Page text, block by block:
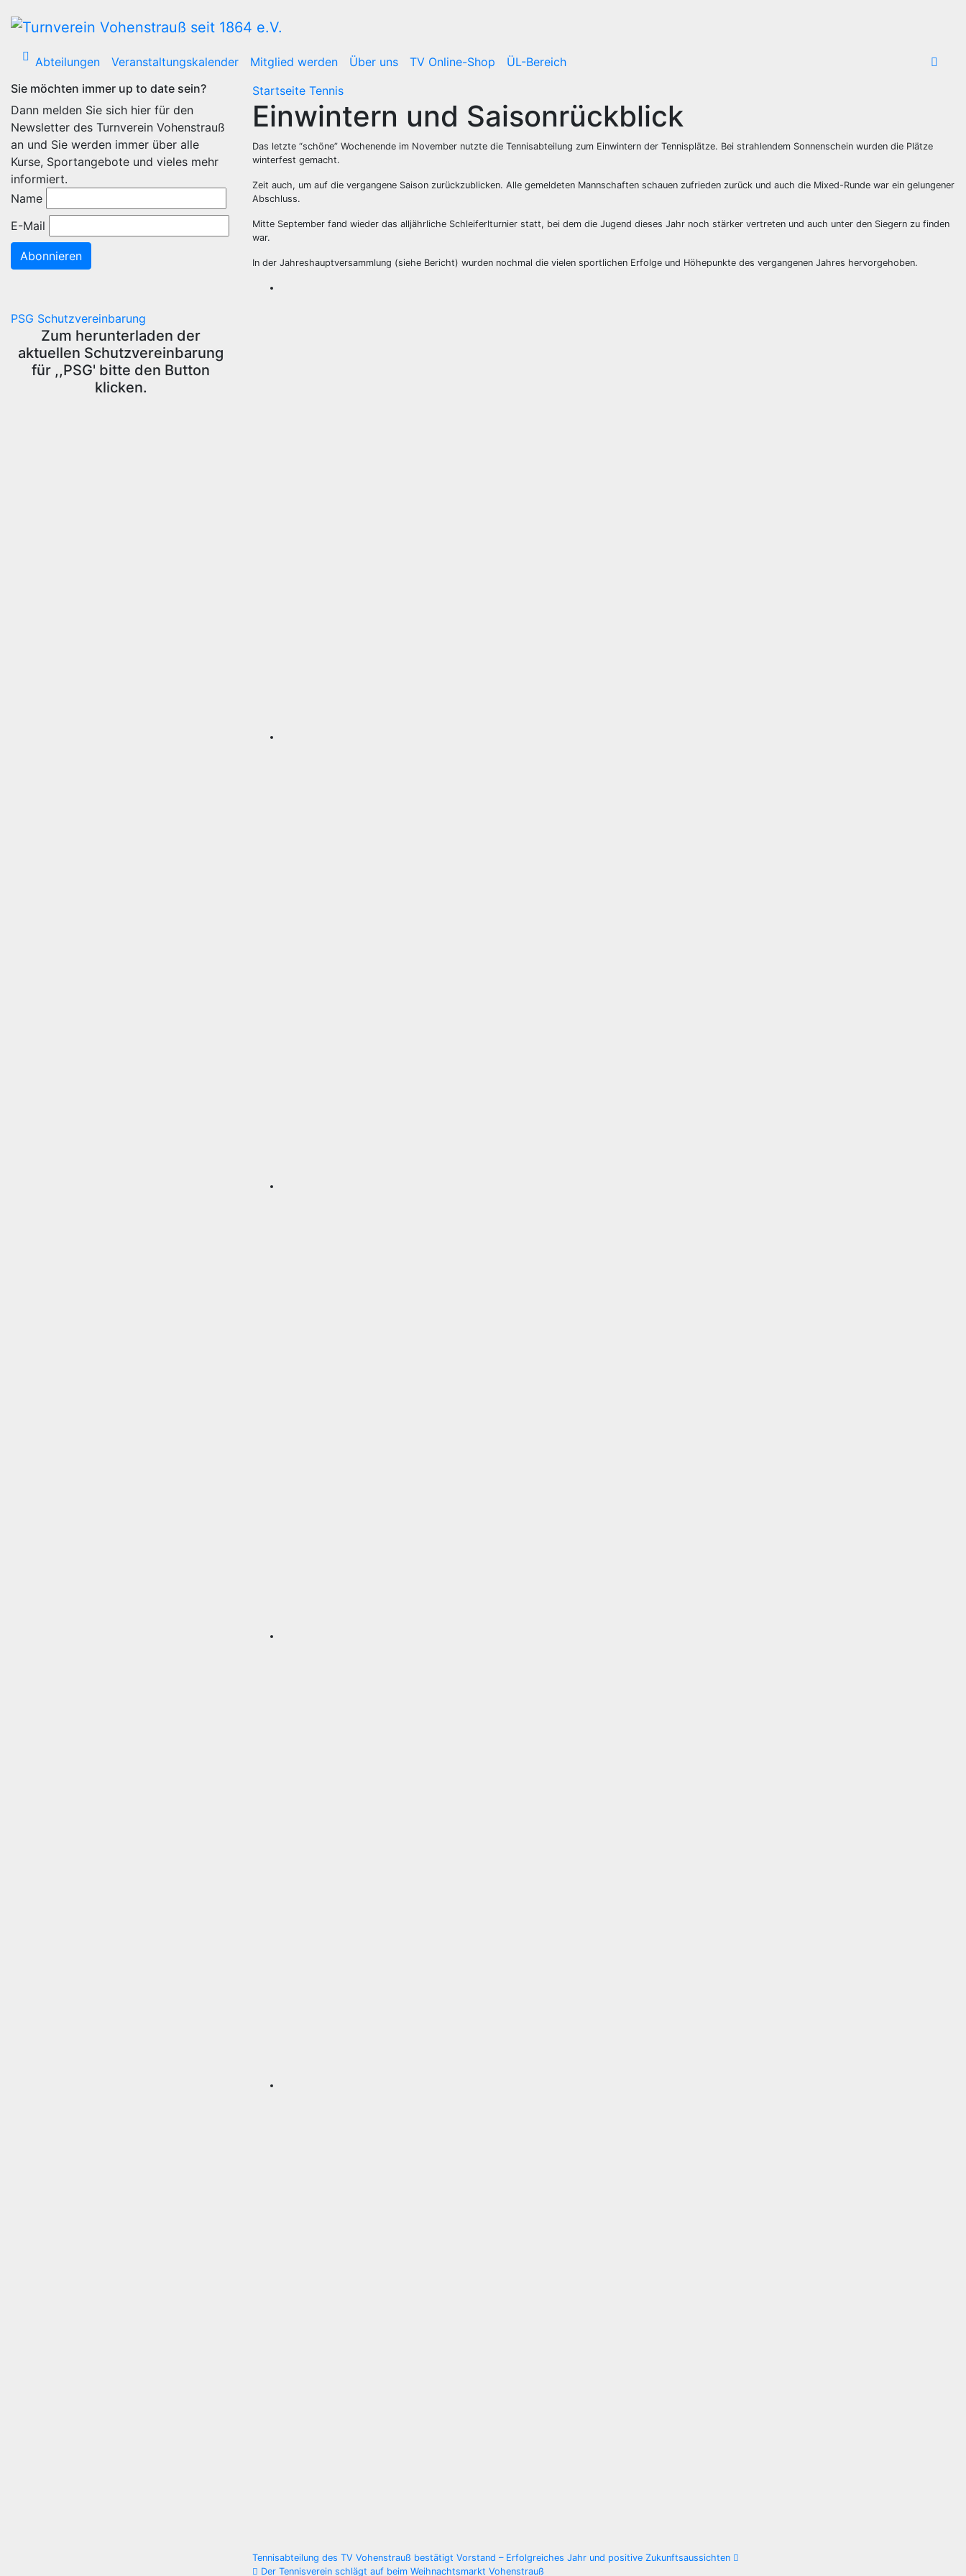
Inhalt
Abteilungen
Veranstaltungskalender Mitglied werden Über uns TV Online-Shop
ÜL-Bereich
Sie möchten immer up to date sein?
Dann melden Sie sich hier für den
Newsletter des Turnverein Vohenstrauß
an und Sie werden immer über alle
Kurse, Sportangebote und vieles mehr
informiert.
Name
E-Mail
Abonnieren
PSG Schutzvereinbarung
Zum herunterladen der
aktuellen Schutzvereinbarung
für ,,PSG' bitte den Button
klicken.
Startseite Tennis
Einwintern und Saisonrückblick
Das letzte “schöne” Wochenende im November nutzte die Tennisabteilung zum Einwintern der Tennisplätze. Bei strahlendem Sonnenschein wurden die Plätze
winterfest gemacht.
Zeit auch, um auf die vergangene Saison zurückzublicken. Alle gemeldeten Mannschaften schauen zufrieden zurück und auch die Mixed-Runde war ein gelungener
Abschluss.
Mitte September fand wieder das alljährliche Schleiferlturnier statt, bei dem die Jugend dieses Jahr noch stärker vertreten und auch unter den Siegern zu finden
war.
In der Jahreshauptversammlung (siehe Bericht) wurden nochmal die vielen sportlichen Erfolge und Höhepunkte des vergangenen Jahres hervorgehoben.
Beitragsnavigation
Tennisabteilung des TV Vohenstrauß bestätigt Vorstand – Erfolgreiches Jahr und positive Zukunftsaussichten
Der Tennisverein schlägt auf beim Weihnachtsmarkt Vohenstrauß